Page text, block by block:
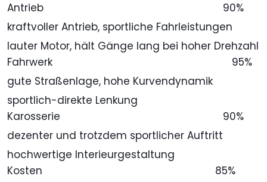
Antrieb
90%
kraftvoller Antrieb, sportliche Fahrleistungen
lauter Motor, hält Gänge lang bei hoher Drehzahl
Fahrwerk
95%
gute Straßenlage, hohe Kurvendynamik
sportlich-direkte Lenkung
Karosserie
90%
dezenter und trotzdem sportlicher Auftritt
hochwertige Interieurgestaltung
Kosten
85%